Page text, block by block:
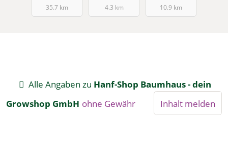
35.7 km
4.3 km
10.9 km
Alle Angaben zu Hanf-Shop Baumhaus - dein
Growshop GmbH ohne Gewähr Inhalt melden